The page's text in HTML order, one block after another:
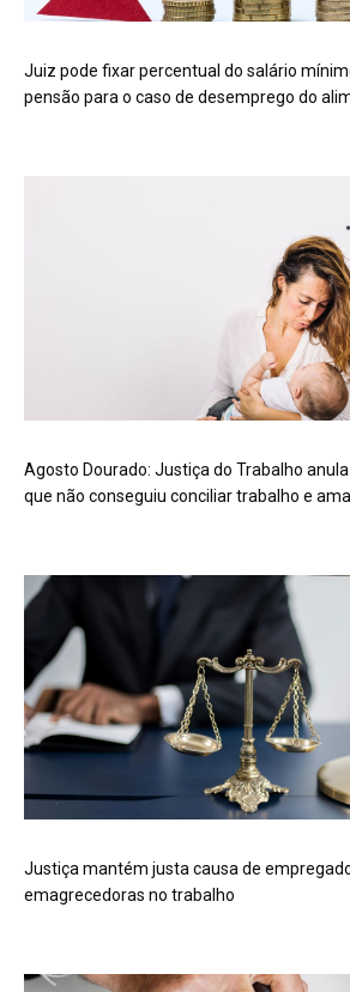
Juiz pode fixar percentual do salário
pensão para o caso de desemprego do
Agosto Dourado: Justiça do Trabalho
que não conseguiu conciliar trabalho e
Justiça mantém justa causa de
emagrecedoras no trabalho